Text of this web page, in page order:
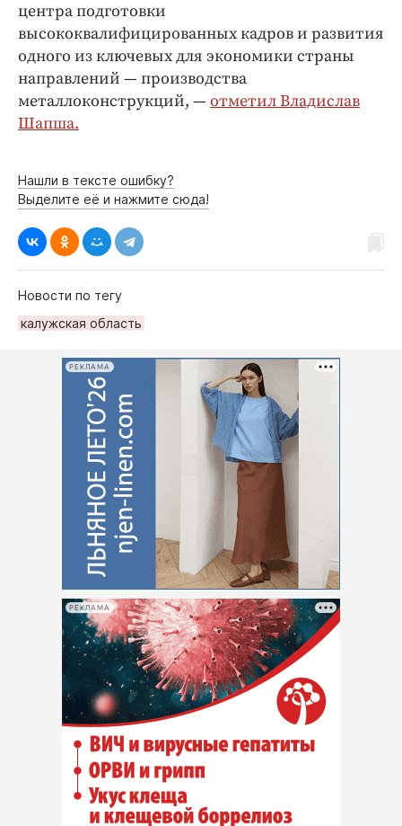
центра подготовки
высококвалифицированных кадров и развития
одного из ключевых для экономики страны
направлений — производства
металлоконструкций, — отметил Владислав
Шапша.
Нашли в тексте ошибку?
Выделите её и нажмите сюда!
Новости по тегу
калужская область
РЕКЛАМА
РЕКЛАМА